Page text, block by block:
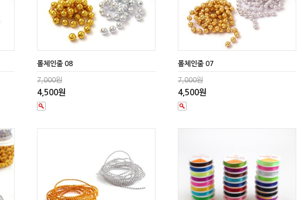
롤체인줄 08
7,000원
4,500원
롤체인줄 07
7,000원
4,500원